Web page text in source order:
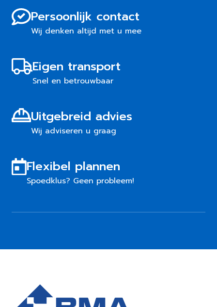
Persoonlijk contact
Wij denken altijd met u mee
Eigen transport
Snel en betrouwbaar
Uitgebreid advies
Wij adviseren u graag
Flexibel plannen
Spoedklus? Geen probleem!